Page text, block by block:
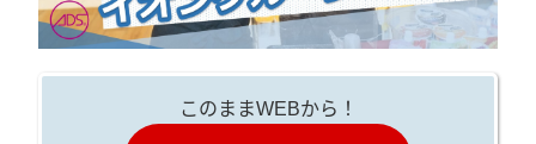
このままWEBから！